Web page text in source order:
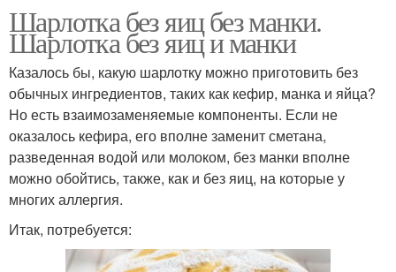
Шарлотка без яиц без манки.
Шарлотка без яиц и манки
Казалось бы, какую шарлотку можно приготовить без
обычных ингредиентов, таких как кефир, манка и яйца?
Но есть взаимозаменяемые компоненты. Если не
оказалось кефира, его вполне заменит сметана,
разведенная водой или молоком, без манки вполне
можно обойтись, также, как и без яиц, на которые у
многих аллергия.
Итак, потребуется: